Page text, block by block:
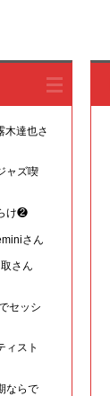
木達也さ
ャズ喫
け❷
さん
さん
セッシ
ィスト
ならで